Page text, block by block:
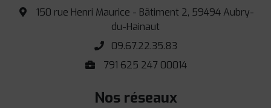
150 rue Henri Maurice - Bâtiment 2, 59494 Aubry-
du-Hainaut
09.67.22.35.83
791 625 247 00014
Nos réseaux